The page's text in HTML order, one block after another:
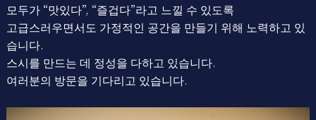
모두가 “맛있다”, “즐겁다”라고 느낄 수 있도록
고급스러우면서도 가정적인 공간을 만들기 위해 노력하고 있
습니다.
스시를 만드는 데 정성을 다하고 있습니다.
여러분의 방문을 기다리고 있습니다.